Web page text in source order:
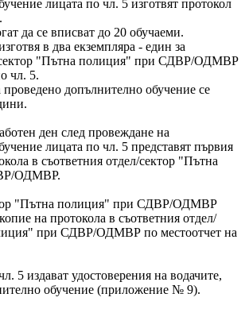
лицата по чл. 5 изготвят протокол
да се вписват до 20 обучаеми.
в два екземпляра - един за
сектор "Пътна полиция" при СДВР/ОДМВР
чл. 5.
допълнително обучение се
ден след провеждане на
лицата по чл. 5 представят първия
в съответния отдел/сектор "Пътна
ОДМВР.
"Пътна полиция" при СДВР/ОДМВР
на протокола в съответния отдел/
при СДВР/ОДМВР по местоотчет на
5 издават удостоверения на водачите,
обучение (приложение № 9).